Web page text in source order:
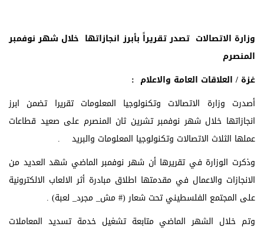
وزارة الاتصالات تصدر تقريراً بأبرز انجازاتها خلال شهر نوفمبر
المنصرم
غزة / العلاقات العامة والاعلام :
أصدرت وزارة الاتصالات وتكنولوجيا المعلومات تقريرا تضمن ابرز
انجازاتها خلال شهر نوفمبر تشرين ثان المنصرم على صعيد قطاعات
عملها الثلاث الاتصالات وتكنولوجيا المعلومات والبريد .
وذكرت الوزارة في تقريرها أن شهر نوفمبر الماضي شهد العديد من
الانجازات والاعمال في مقدمتها اطلاق مبادرة أثر الالعاب الالكترونية
على المجتمع الفلسطيني تحت شعار (# مش_ مجرد_ لعبة) .
وتم خلال الشهر الماضي متابعة تشغيل خدمة تسديد المعاملات